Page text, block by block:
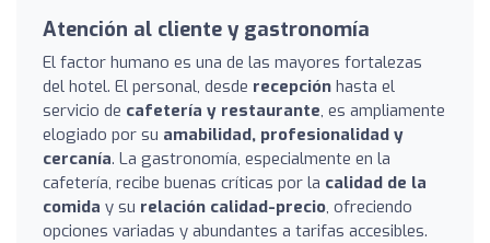
Atención al cliente y gastronomía
El factor humano es una de las mayores fortalezas
del hotel. El personal, desde recepción hasta el
servicio de cafetería y restaurante, es ampliamente
elogiado por su amabilidad, profesionalidad y
cercanía. La gastronomía, especialmente en la
cafetería, recibe buenas críticas por la calidad de la
comida y su relación calidad-precio, ofreciendo
opciones variadas y abundantes a tarifas accesibles.